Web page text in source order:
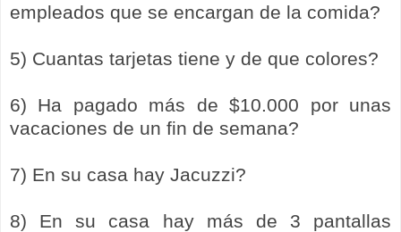
empleados que se encargan de la comida?
5) Cuantas tarjetas tiene y de que colores?
6) Ha pagado más de $10.000 por unas
vacaciones de un fin de semana?
7) En su casa hay Jacuzzi?
8) En su casa hay más de 3 pantallas